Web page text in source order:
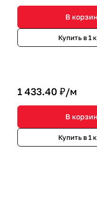
В
Купить в 1
1 433.40 ₽/м
В
Купить в 1